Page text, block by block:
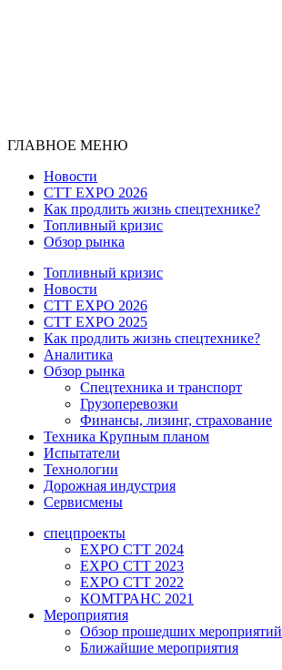
ГЛАВНОЕ МЕНЮ
Новости
CTT EXPO 2026
Как продлить жизнь спецтехнике?
Топливный кризис
Обзор рынка
Топливный кризис
Новости
CTT EXPO 2026
CTT EXPO 2025
Как продлить жизнь спецтехнике?
Аналитика
Обзор рынка
Спецтехника и транспорт
Грузоперевозки
Финансы, лизинг, страхование
Техника Крупным планом
Испытатели
Технологии
Дорожная индустрия
Сервисмены
спецпроекты
EXPO CTT 2024
EXPO CTT 2023
EXPO CTT 2022
КОМТРАНС 2021
Мероприятия
Обзор прошедших мероприятий
Ближайшие мероприятия